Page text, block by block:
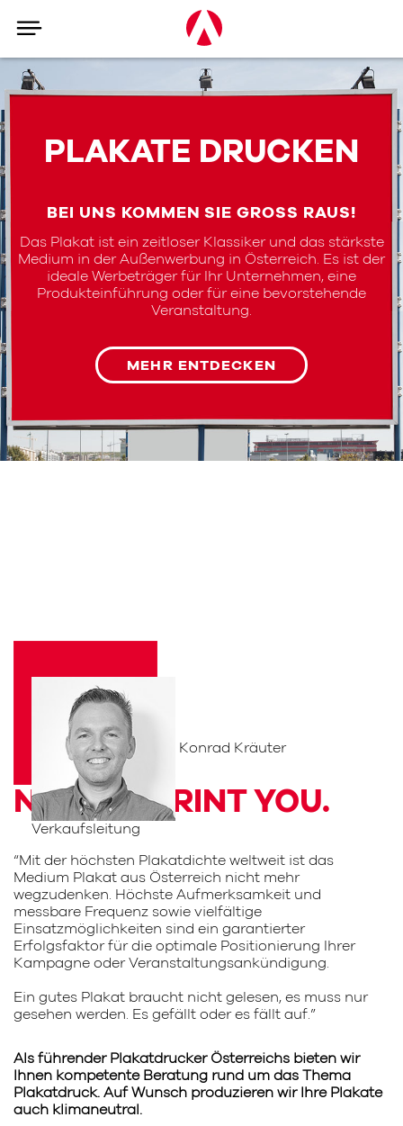
PLAKATE DRUCKEN
BEI UNS KOMMEN SIE GROSS RAUS!
Das Plakat ist ein zeitloser Klassiker und das stärkste
Medium in der Außenwerbung in Österreich. Es ist der
ideale Werbeträger für Ihr Unternehmen, eine
Produkteinführung oder für eine bevorstehende
Veranstaltung.
MEHR ENTDECKEN
Konrad Kräuter
Verkaufsleitung
NICE TO PRINT YOU.
“Mit der höchsten Plakatdichte weltweit ist das
Medium Plakat aus Österreich nicht mehr
wegzudenken. Höchste Aufmerksamkeit und
messbare Frequenz sowie vielfältige
Einsatzmöglichkeiten sind ein garantierter
Erfolgsfaktor für die optimale Positionierung Ihrer
Kampagne oder Veranstaltungsankündigung.
Ein gutes Plakat braucht nicht gelesen, es muss nur
gesehen werden. Es gefällt oder es fällt auf.”
Als führender Plakatdrucker Österreichs bieten wir
Ihnen kompetente Beratung rund um das Thema
Plakatdruck. Auf Wunsch produzieren wir Ihre Plakate
auch klimaneutral.